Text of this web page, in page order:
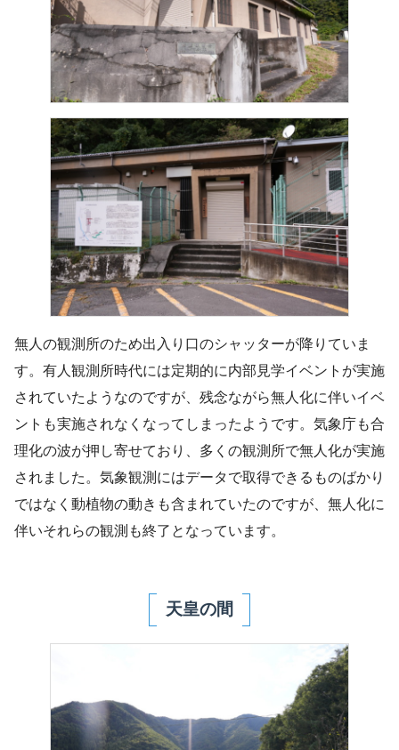
無人の観測所のため出入り口のシャッターが降りていま
す。有人観測所時代には定期的に内部見学イベントが実施
されていたようなのですが、残念ながら無人化に伴いイベ
ントも実施されなくなってしまったようです。気象庁も合
理化の波が押し寄せており、多くの観測所で無人化が実施
されました。気象観測にはデータで取得できるものばかり
ではなく動植物の動きも含まれていたのですが、無人化に
伴いそれらの観測も終了となっています。
天皇の間